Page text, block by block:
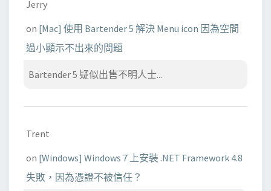
Jerry
on [Mac] 使用 Bartender 5 解決 Menu icon 因為空間
過小顯示不出來的問題
Bartender 5 疑似出售不明人士...
Trent
on [Windows] Windows 7 上安裝 .NET Framework 4.8
失敗，因為憑證不被信任？